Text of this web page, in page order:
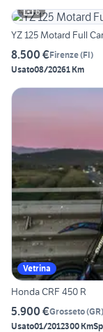
6
YZ 125 Motard Full
8.500 €Firenze(FI)
Usato08/20261 Km
Vetrina
Honda CRF 450 R
5.900 €Grosseto(GR)
Usato01/2012300 Km